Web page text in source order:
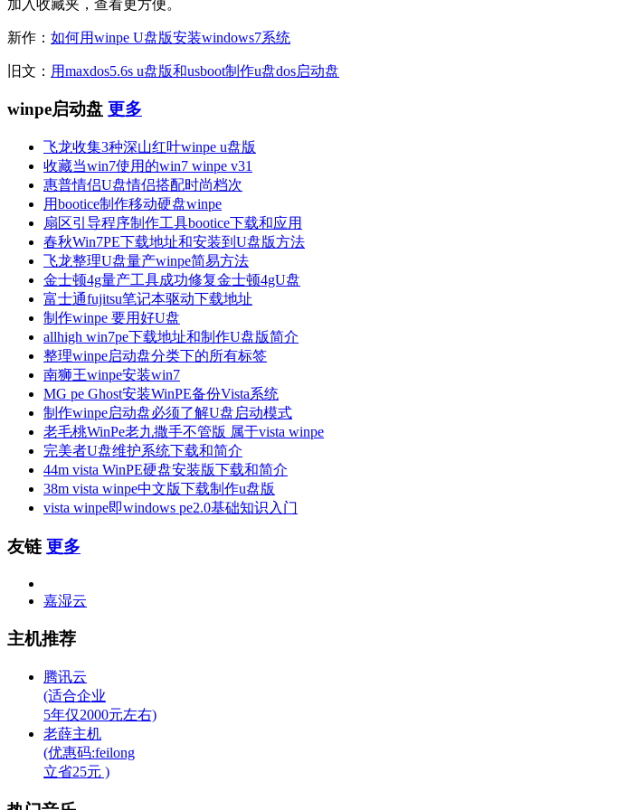
加入收藏夹，查看更方便。
新作： 如何用winpe U盘版安装windows7系统
旧文： 用maxdos5.6s u盘版和usboot制作u盘dos启动盘
winpe启动盘 更多
飞龙收集3种深山红叶winpe u盘版
收藏当win7使用的win7 winpe v31
惠普情侣U盘情侣搭配时尚档次
用bootice制作移动硬盘winpe
扇区引导程序制作工具bootice下载和应用
春秋Win7PE下载地址和安装到U盘版方法
飞龙整理U盘量产winpe简易方法
金士顿4g量产工具成功修复金士顿4gU盘
富士通fujitsu笔记本驱动下载地址
制作winpe 要用好U盘
allhigh win7pe下载地址和制作U盘版简介
整理winpe启动盘分类下的所有标签
南狮王winpe安装win7
MG pe Ghost安装WinPE备份Vista系统
制作winpe启动盘必须了解U盘启动模式
老毛桃WinPe老九撒手不管版 属于vista winpe
完美者U盘维护系统下载和简介
44m vista WinPE硬盘安装版下载和简介
38m vista winpe中文版下载制作u盘版
vista winpe即windows pe2.0基础知识入门
友链 更多
嘉湿云
主机推荐
腾讯云
(适合企业
5年仅2000元左右)
老薛主机
(优惠码:feilong
立省25元 )